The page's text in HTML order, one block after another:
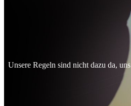
Unsere Regeln sind nicht dazu da,